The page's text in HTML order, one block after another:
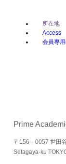
所在地
Access
会員専
Prime
〒156－0057 世田
Setagaya-ku